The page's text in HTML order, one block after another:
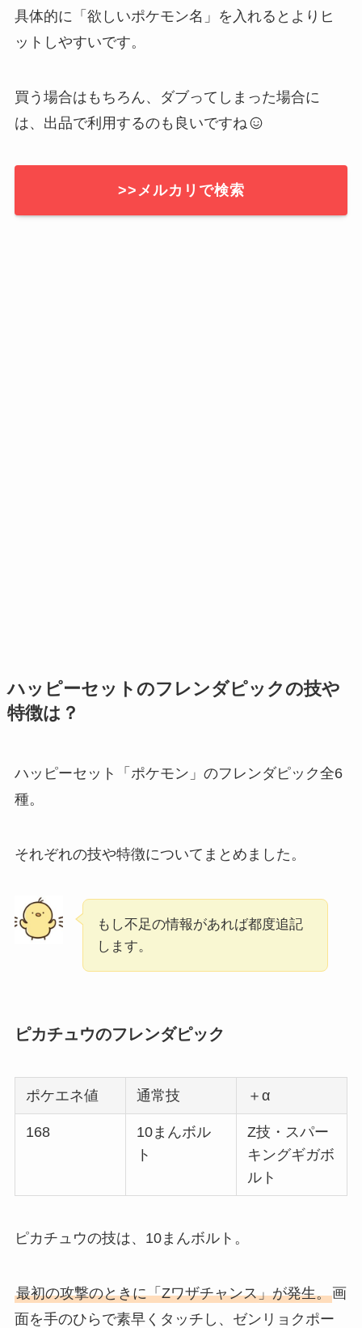
具体的に「欲しいポケモン名」を入れるとよりヒ
ットしやすいです。
買う場合はもちろん、ダブってしまった場合に
は、出品で利用するのも良いですね
>>メルカリで検索
ハッピーセットのフレンダピックの技や
特徴は？
ハッピーセット「ポケモン」のフレンダピック全6
種。
それぞれの技や特徴についてまとめました。
もし不足の情報があれば都度追記
します。
ピカチュウのフレンダピック
ポケエネ値 通常技 ＋α
168
10まんボル
ト
Z技・スパー
キングギガボ
ルト
ピカチュウの技は、10まんボルト。
最初の攻撃のときに「Zワザチャンス」が発生。画
面を手のひらで素早くタッチし、ゼンリョクポー